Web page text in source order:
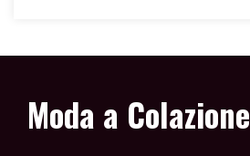
Moda a Colazione